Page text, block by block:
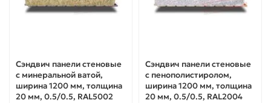
Сэндвич панели стеновые
с минеральной ватой,
ширина 1200 мм, толщина
20 мм, 0.5/0.5, RAL5002
Сэндвич панели стеновые
с пенополистиролом,
ширина 1200 мм, толщина
20 мм, 0.5/0.5, RAL2004